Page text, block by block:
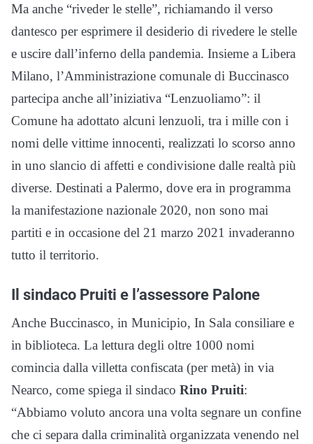
Ma anche “riveder le stelle”, richiamando il verso
dantesco per esprimere il desiderio di rivedere le stelle
e uscire dall’inferno della pandemia. Insieme a Libera
Milano, l’Amministrazione comunale di Buccinasco
partecipa anche all’iniziativa “Lenzuoliamo”: il
Comune ha adottato alcuni lenzuoli, tra i mille con i
nomi delle vittime innocenti, realizzati lo scorso anno
in uno slancio di affetti e condivisione dalle realtà più
diverse. Destinati a Palermo, dove era in programma
la manifestazione nazionale 2020, non sono mai
partiti e in occasione del 21 marzo 2021 invaderanno
tutto il territorio.
Il sindaco Pruiti e l’assessore Palone
Anche Buccinasco, in Municipio, In Sala consiliare e
in biblioteca. La lettura degli oltre 1000 nomi
comincia dalla villetta confiscata (per metà) in via
Nearco, come spiega il sindaco Rino Pruiti:
“Abbiamo voluto ancora una volta segnare un confine
che ci separa dalla criminalità organizzata venendo nel